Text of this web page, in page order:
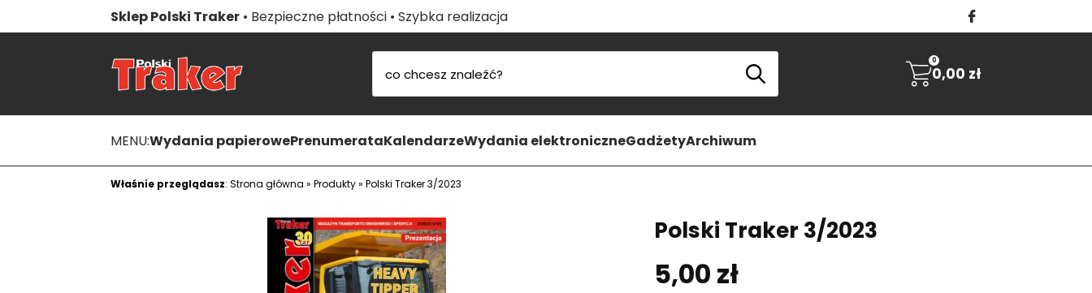
Sklep Polski Traker • Bezpieczne płatności • Szybka realizacja
0,00 zł
0
MENU:Wydania papierowePrenumerataKalendarzeWydania elektroniczneGadżetyArchiwum
Właśnie przeglądasz: Strona główna » Produkty» Polski Traker 3/2023
Polski Traker 3/2023
5,00 zł